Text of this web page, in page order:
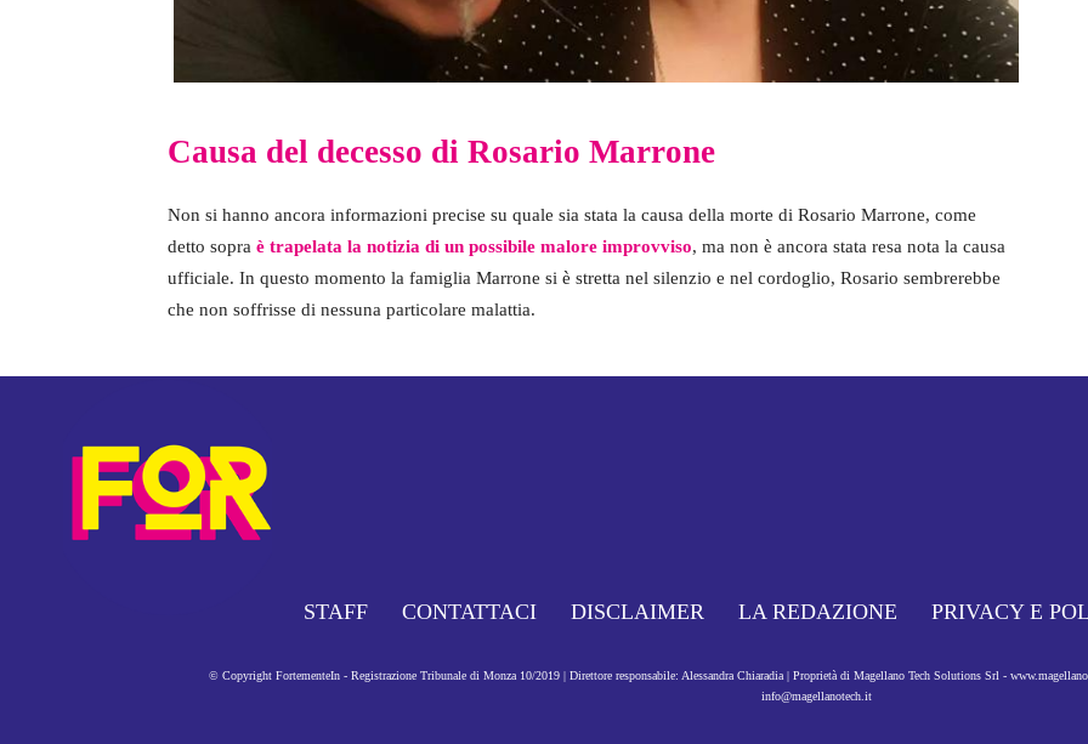
Causa del decesso di Rosario Marrone
Non si hanno ancora informazioni precise su quale sia stata la causa della morte di Rosario Marrone, come
detto sopra è trapelata la notizia di un possibile malore improvviso, ma non è ancora stata resa nota la causa
ufficiale. In questo momento la famiglia Marrone si è stretta nel silenzio e nel cordoglio, Rosario sembrerebbe
che non soffrisse di nessuna particolare malattia.
STAFF CONTATTACI DISCLAIMER LA REDAZIONE PRIVACY E
© Copyright FortementeIn - Registrazione Tribunale di Monza 10/2019 | Direttore responsabile: Alessandra Chiaradia | Proprietà di Magellano Tech Solutions Srl -
info@magellanotech.it